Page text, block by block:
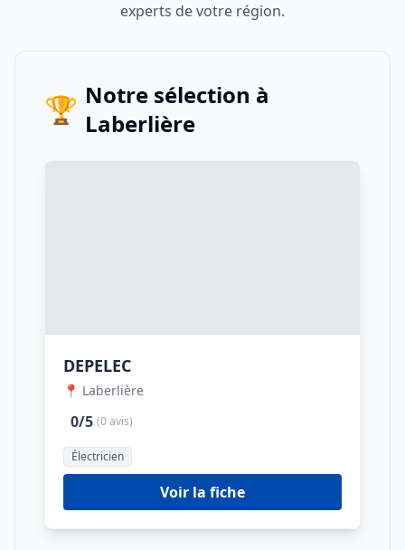
experts de votre région.
🏆 Notre sélection à
Laberlière
DEPELEC
📍 Laberlière
0/5 (0 avis)
Électricien
Voir la fiche